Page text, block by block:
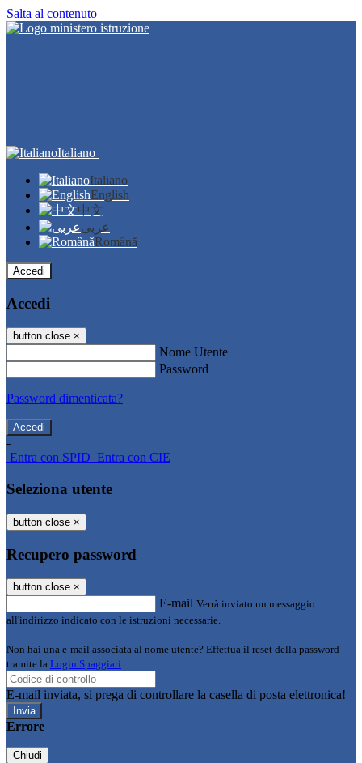
Salta al contenuto
Italiano
Italiano
English
中文
عربى
Română
Accedi
Accedi
button close ×
Nome Utente
Password
Password dimenticata?
-
Entra con SPID Entra con CIE
Seleziona utente
button close ×
Recupero password
button close ×
E-mail Verrà inviato un messaggio
all'indirizzo indicato con le istruzioni necessarie.
Non hai una e-mail associata al nome utente? Effettua il reset della password
tramite la Login Spaggiari
E-mail inviata, si prega di controllare la casella di posta elettronica!
Errore
Chiudi